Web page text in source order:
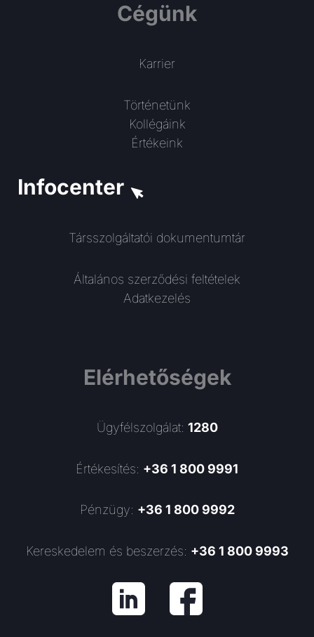
Cégünk
Karrier
Történetünk
Kollégáink
Értékeink
Infocenter
Társszolgáltatói dokumentumtár
Általános szerződési feltételek
Adatkezelés
Elérhetőségek
Ügyfélszolgálat: 1280
Értékesítés: +36 1 800 9991
Pénzügy: +36 1 800 9992
Kereskedelem és beszerzés: +36 1 800 9993